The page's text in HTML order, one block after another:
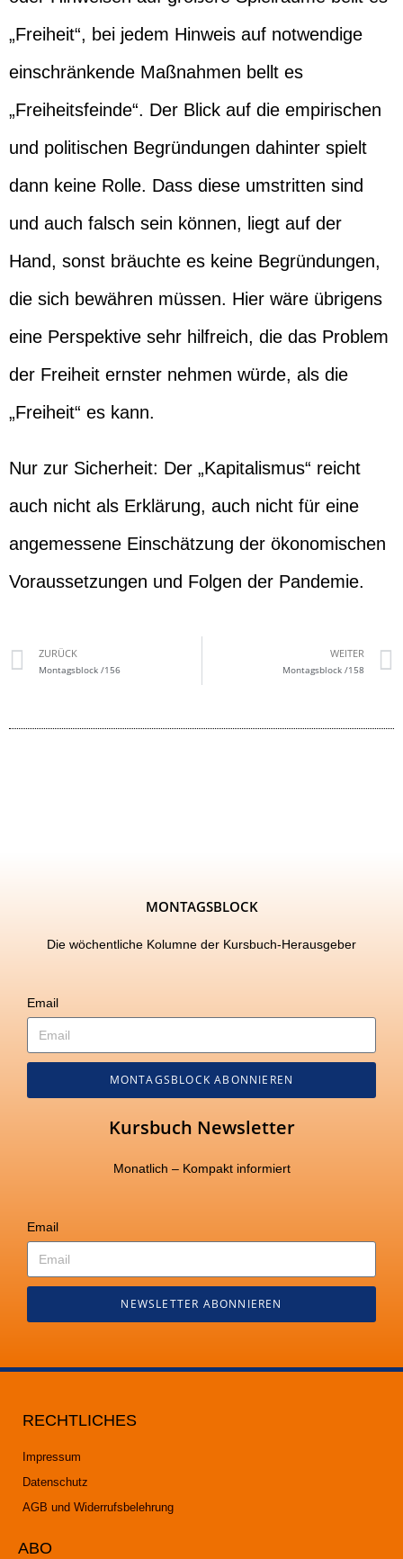
„Freiheit“, bei jedem Hinweis auf notwendige
einschränkende Maßnahmen bellt es
„Freiheitsfeinde“. Der Blick auf die empirischen
und politischen Begründungen dahinter spielt
dann keine Rolle. Dass diese umstritten sind
und auch falsch sein können, liegt auf der
Hand, sonst bräuchte es keine Begründungen,
die sich bewähren müssen. Hier wäre übrigens
eine Perspektive sehr hilfreich, die das Problem
der Freiheit ernster nehmen würde, als die
„Freiheit“ es kann.
Nur zur Sicherheit: Der „Kapitalismus“ reicht
auch nicht als Erklärung, auch nicht für eine
angemessene Einschätzung der ökonomischen
Voraussetzungen und Folgen der Pandemie.
ZURÜCK
Montagsblock /156
WEITER
Montagsblock /158
MONTAGSBLOCK
Die wöchentliche Kolumne der Kursbuch-Herausgeber
Email
MONTAGSBLOCK ABONNIEREN
Kursbuch Newsletter
Monatlich – Kompakt informiert
Email
NEWSLETTER ABONNIEREN
RECHTLICHES
Impressum
Datenschutz
AGB und Widerrufsbelehrung
ABO